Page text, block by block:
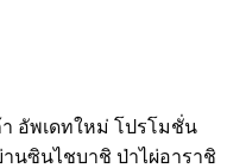
า อัพเดทใหม่ โปรโมชั่น
านซินไชบาชิ ป่าไผ่อาราชิ